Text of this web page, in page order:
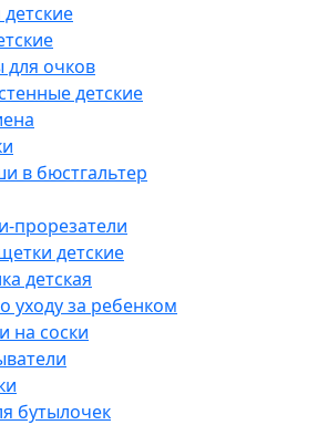
для очков
детские
в бюстгальтер
прорезатели
детские
детская
уходу за ребенком
на соски
бутылочек